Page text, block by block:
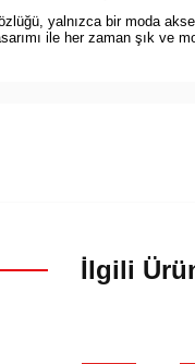
yalnızca bir moda
ile her zaman şık ve
İlgili